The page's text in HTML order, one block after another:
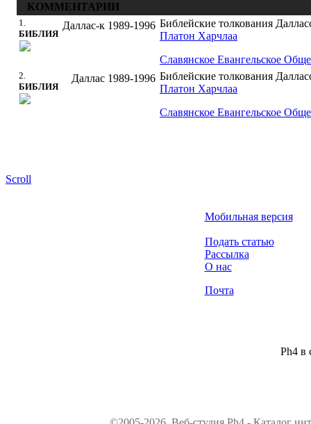
КОММЕНТАРИИ
1.
БИБЛИЯ
Даллас-к 1989-1996 Библейские толкования
Платон Харчлаа
Славянское Евангельское
2.
БИБЛИЯ
Даллас 1989-1996 Библейские толкования
Платон Харчлаа
Славянское Евангельское
Scroll
Мобильная версия
Подать статью
Рассылка
О нас
Почта
Ph4 в